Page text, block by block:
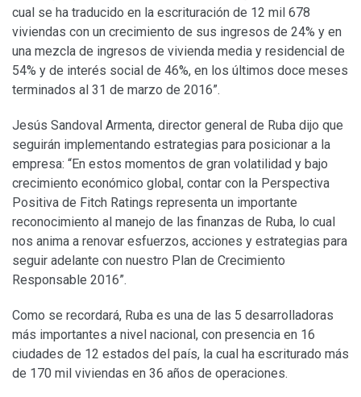
cual se ha traducido en la escrituración de 12 mil 678
viviendas con un crecimiento de sus ingresos de 24% y en
una mezcla de ingresos de vivienda media y residencial de
54% y de interés social de 46%, en los últimos doce meses
terminados al 31 de marzo de 2016”.
Jesús Sandoval Armenta, director general de Ruba dijo que
seguirán implementando estrategias para posicionar a la
empresa: “En estos momentos de gran volatilidad y bajo
crecimiento económico global, contar con la Perspectiva
Positiva de Fitch Ratings representa un importante
reconocimiento al manejo de las finanzas de Ruba, lo cual
nos anima a renovar esfuerzos, acciones y estrategias para
seguir adelante con nuestro Plan de Crecimiento
Responsable 2016”.
Como se recordará, Ruba es una de las 5 desarrolladoras
más importantes a nivel nacional, con presencia en 16
ciudades de 12 estados del país, la cual ha escriturado más
de 170 mil viviendas en 36 años de operaciones.